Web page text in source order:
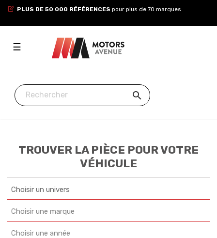
PLUS DE 50 000 RÉFÉRENCES pour plus de 70 marques
Toggle
navigation
☰

TROUVER LA PIÈCE POUR VOTRE
VÉHICULE
Choisir un univers
Choisir une marque
Choisir une année